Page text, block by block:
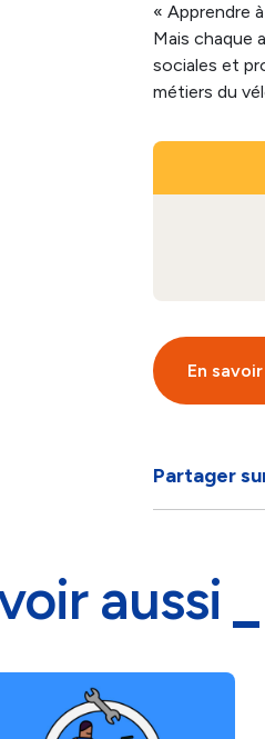
« Apprendre
Mais chaque
sociales et
métiers du
En
Partager
aussi